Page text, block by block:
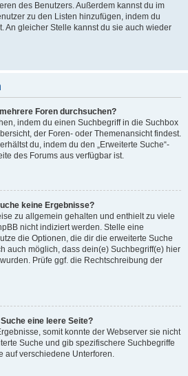
des Benutzers. Außerdem kannst du im
zu den Listen hinzufügen, indem du
An gleicher Stelle kannst du sie auch wieder
Foren durchsuchen?
indem du einen Suchbegriff in die Suchbox
der Foren- oder Themenansicht findest.
du, indem du den „Erweiterte Suche“-
des Forums aus verfügbar ist.
keine Ergebnisse?
zu allgemein gehalten und enthielt zu viele
nicht indiziert werden. Stelle eine
die Optionen, die dir die erweiterte Suche
auch möglich, dass dein(e) Suchbegriff(e) hier
Prüfe ggf. die Rechtschreibung der
eine leere Seite?
somit konnte der Webserver sie nicht
Suche und gib spezifischere Suchbegriffe
auf verschiedene Unterforen.